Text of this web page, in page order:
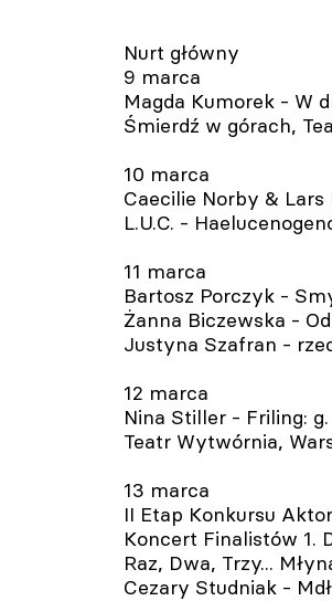
Nurt główny
9 marca
Magda Kumorek - W
Śmierdź w górach,
10 marca
Caecilie Norby & Lars
L.U.C. -
11 marca
Bartosz Porczyk -
Żanna Biczewska -
Justyna Szafran -
12 marca
Nina Stiller - Friling: g.
Teatr Wytwórnia,
13 marca
II Etap Konkursu
Koncert Finalistów 1.
Raz, Dwa, Trzy...
Cezary Studniak -